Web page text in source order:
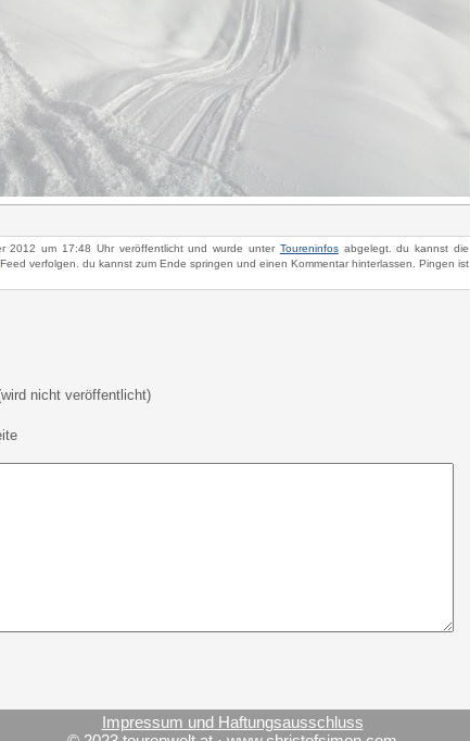
2012 um 17:48 Uhr veröffentlicht und wurde unter Toureninfosabgelegt. du kannst die
Feed verfolgen. du kannst zum Ende springen und einen Kommentar hinterlassen. Pingen ist
nicht veröffentlicht)
Impressum und Haftungsausschluss